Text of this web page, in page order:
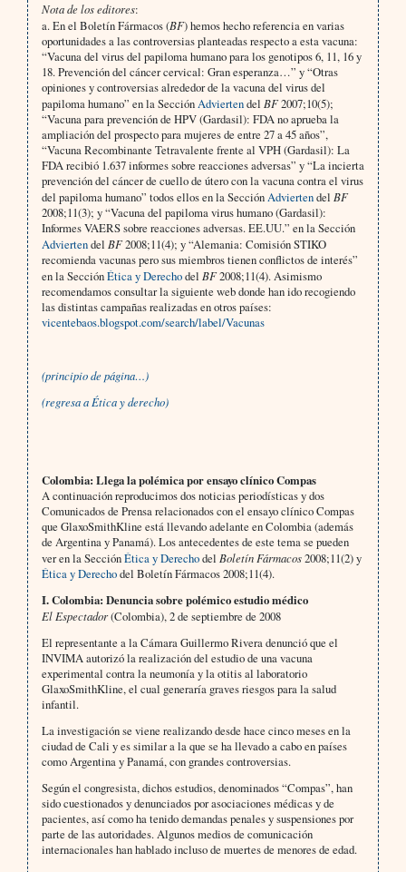
Nota de los editores:
a. En el Boletín Fármacos (BF) hemos hecho referencia en varias
oportunidades a las controversias planteadas respecto a esta vacuna:
“Vacuna del virus del papiloma humano para los genotipos 6, 11, 16 y
18. Prevención del cáncer cervical: Gran esperanza…” y “Otras
opiniones y controversias alrededor de la vacuna del virus del
papiloma humano” en la SecciónAdviertendel BF2007;10(5);
“Vacuna para prevención de HPV (Gardasil): FDA no aprueba la
ampliación del prospecto para mujeres de entre 27 a 45 años”,
“Vacuna Recombinante Tetravalente frente al VPH (Gardasil): La
FDA recibió 1.637 informes sobre reacciones adversas” y “La incierta
prevención del cáncer de cuello de útero con la vacuna contra el virus
del papiloma humano” todos ellos en la SecciónAdviertendel BF
2008;11(3); y “Vacuna del papiloma virus humano (Gardasil):
Informes VAERS sobre reacciones adversas. EE.UU.” en la Sección
Adviertendel BF2008;11(4); y “Alemania: Comisión STIKO
recomienda vacunas pero sus miembros tienen conflictos de interés”
en la SecciónÉtica y Derechodel BF2008;11(4). Asimismo
recomendamos consultar la siguiente web donde han ido recogiendo
las distintas campañas realizadas en otros países:
vicentebaos.blogspot.com/search/label/Vacunas
(principio de página…)
(regresa a Ética y derecho)
Colombia: Llega la polémica por ensayo clínico Compas
A continuación reproducimos dos noticias periodísticas y dos
Comunicados de Prensa relacionados con el ensayo clínico Compas
que GlaxoSmithKline está llevando adelante en Colombia (además
de Argentina y Panamá). Los antecedentes de este tema se pueden
ver en la SecciónÉtica y Derechodel Boletín Fármacos2008;11(2) y
Ética y Derechodel Boletín Fármacos 2008;11(4).
I. Colombia: Denuncia sobre polémico estudio médico
El Espectador(Colombia), 2 de septiembre de 2008
El representante a la Cámara Guillermo Rivera denunció que el
INVIMA autorizó la realización del estudio de una vacuna
experimental contra la neumonía y la otitis al laboratorio
GlaxoSmithKline, el cual generaría graves riesgos para la salud
infantil.
La investigación se viene realizando desde hace cinco meses en la
ciudad de Cali y es similar a la que se ha llevado a cabo en países
como Argentina y Panamá, con grandes controversias.
Según el congresista, dichos estudios, denominados “Compas”, han
sido cuestionados y denunciados por asociaciones médicas y de
pacientes, así como ha tenido demandas penales y suspensiones por
parte de las autoridades. Algunos medios de comunicación
internacionales han hablado incluso de muertes de menores de edad.